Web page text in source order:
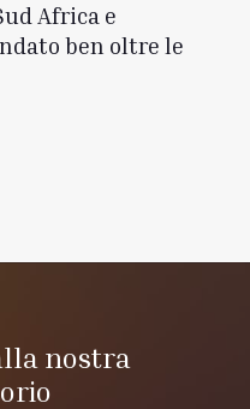
Africa e
ben oltre le
nostra